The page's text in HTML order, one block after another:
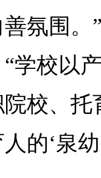
氛围
学校以
校、
的‘泉